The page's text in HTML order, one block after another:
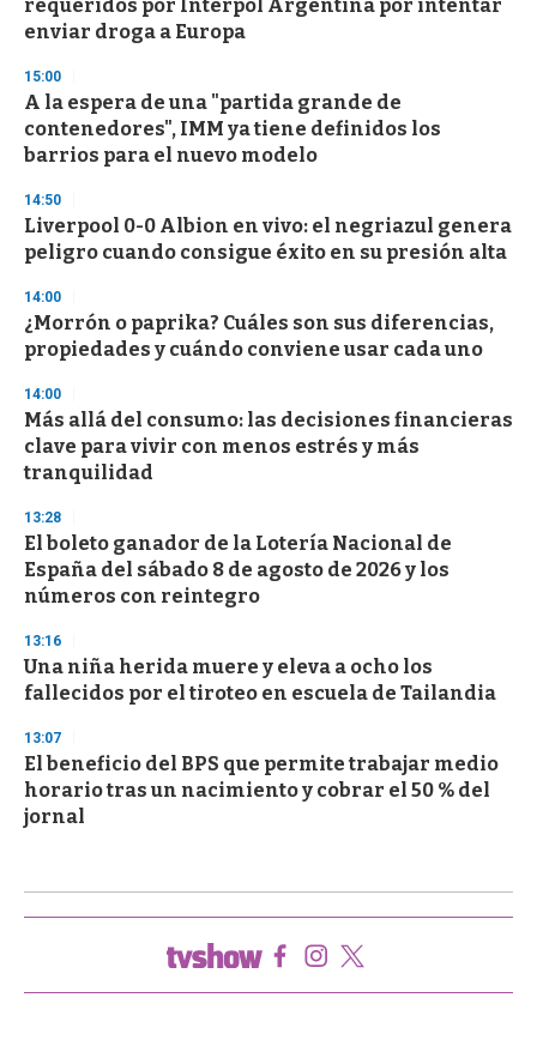
f
3
s
e
c
o
n
requeridos por Interpol Argentina por intentar
enviar droga a Europa
15:00
A la espera de una "partida grande de
contenedores", IMM ya tiene definidos los
barrios para el nuevo modelo
14:50
Liverpool 0-0 Albion en vivo: el negriazul genera
peligro cuando consigue éxito en su presión alta
14:00
¿Morrón o paprika? Cuáles son sus diferencias,
propiedades y cuándo conviene usar cada uno
14:00
Más allá del consumo: las decisiones financieras
clave para vivir con menos estrés y más
tranquilidad
13:28
El boleto ganador de la Lotería Nacional de
España del sábado 8 de agosto de 2026 y los
números con reintegro
13:16
Una niña herida muere y eleva a ocho los
fallecidos por el tiroteo en escuela de Tailandia
13:07
El beneficio del BPS que permite trabajar medio
horario tras un nacimiento y cobrar el 50 % del
jornal